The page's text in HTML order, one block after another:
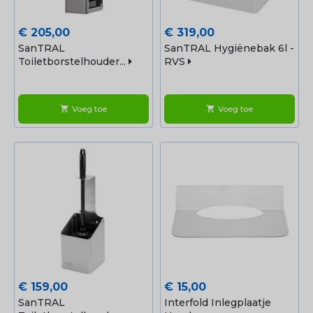
Prijs
€ 205,00
SanTRAL
Toiletborstelhouder...
shopping_cart Voeg toe
Prijs
€ 319,00
SanTRAL Hygiënebak 6l -
RVS
shopping_cart Voeg toe
Prijs
€ 159,00
SanTRAL
Prijs
€ 15,00
Interfold Inlegplaatje